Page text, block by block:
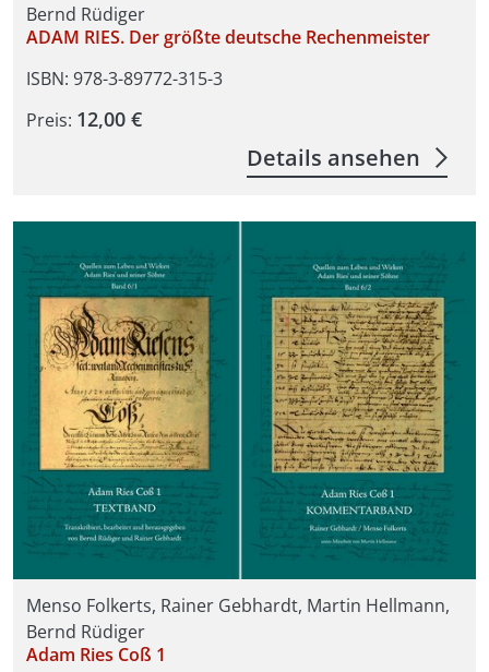
Bernd Rüdiger
ADAM RIES. Der größte deutsche Rechenmeister
ISBN: 978-3-89772-315-3
Preis: 12,00 €
Details ansehen
Menso Folkerts, Rainer Gebhardt, Martin Hellmann,
Bernd Rüdiger
Adam Ries Coß 1